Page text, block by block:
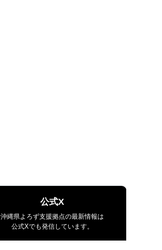
公式X
沖縄県よろず支援拠点の最新情報は
公式Xでも発信しています。